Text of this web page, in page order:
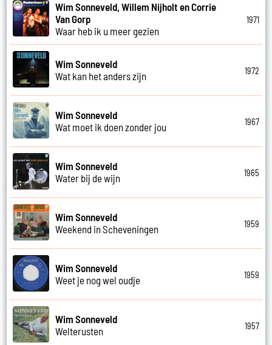
Wim Sonneveld, Willem Nijholt en Corrie
Van Gorp
Waar heb ik u meer gezien
1971
Wim Sonneveld
Wat kan het anders zijn
1972
Wim Sonneveld
Wat moet ik doen zonder jou
1967
Wim Sonneveld
Water bij de wijn
1965
Wim Sonneveld
Weekend in Scheveningen
1959
Wim Sonneveld
Weet je nog wel oudje
1959
Wim Sonneveld
Welterusten
1957